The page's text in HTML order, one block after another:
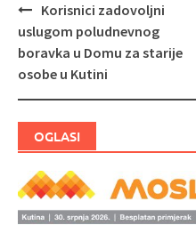
Navigacija
objava
Korisnici zadovoljni
uslugom poludnevnog
boravka u Domu za starije
osobe u Kutini
OGLASI